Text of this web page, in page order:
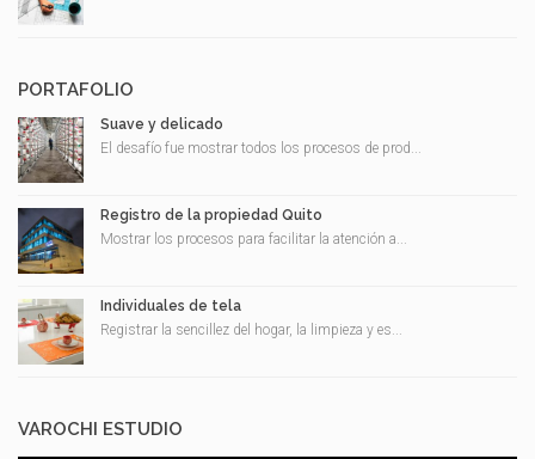
PORTAFOLIO
Suave y delicado
El desafío fue mostrar todos los procesos de prod...
Registro de la propiedad Quito
Mostrar los procesos para facilitar la atención a...
Individuales de tela
Registrar la sencillez del hogar, la limpieza y es...
VAROCHI ESTUDIO